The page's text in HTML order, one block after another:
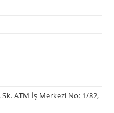
Sk. ATM İş Merkezi No: 1/82,